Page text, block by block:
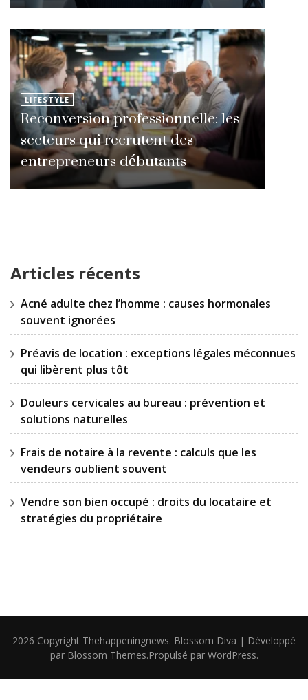
LIFESTYLE
Reconversion professionnelle: les
secteurs qui recrutent des
entrepreneurs débutants
Articles récents
Acné adulte chez l’homme : causes hormonales
souvent ignorées
Préavis de location : exceptions légales méconnues
qui libèrent plus tôt
Douleurs cervicales au bureau : prévention et
solutions naturelles
Frais de notaire à la revente : calculs que les
vendeurs oublient souvent
Vendre son bien occupé : droits du locataire et
stratégies du propriétaire
2026 Copyright Thehappeningnews. Blossom Diva | Développé
par Blossom Themes.Propulsé par WordPress.